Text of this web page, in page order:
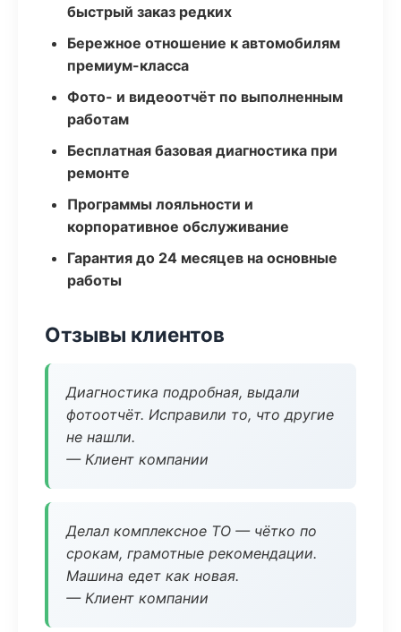
быстрый заказ редких
Бережное отношение к автомобилям
премиум-класса
Фото- и видеоотчёт по выполненным
работам
Бесплатная базовая диагностика при
ремонте
Программы лояльности и
корпоративное обслуживание
Гарантия до 24 месяцев на основные
работы
Отзывы клиентов
Диагностика подробная, выдали
фотоотчёт. Исправили то, что другие
не нашли.
— Клиент компании
Делал комплексное ТО — чётко по
срокам, грамотные рекомендации.
Машина едет как новая.
— Клиент компании